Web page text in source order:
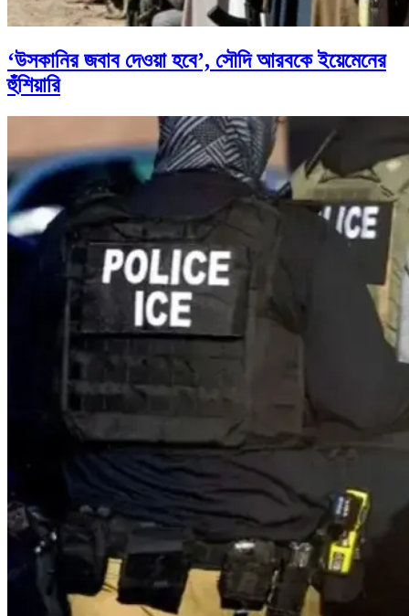
‘উসকানির জবাব দেওয়া হবে’, সৌদি আরবকে ইয়েমেনের
হুঁশিয়ারি